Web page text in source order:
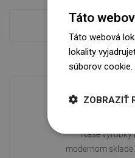
Naše výrobky
modernom
Táto
Táto webová
lokality
súborov cookie.
ZOBRAZIŤ